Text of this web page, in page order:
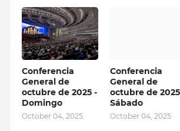
Conferencia
General de
octubre de 2025 -
Domingo
October 04, 2025
Conferencia
General de
octubre de
Sábado
October 04, 2025